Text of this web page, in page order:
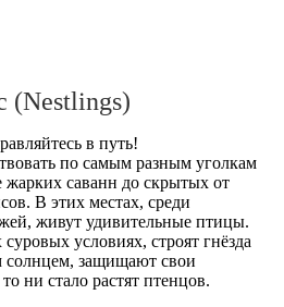
(Nestlings)
в путь!
по самым разным уголкам
саванн до скрытых от
В этих местах, среди
живут удивительные птицы.
условиях, строят гнёзда
солнцем, защищают свои
ни стало растят птенцов.